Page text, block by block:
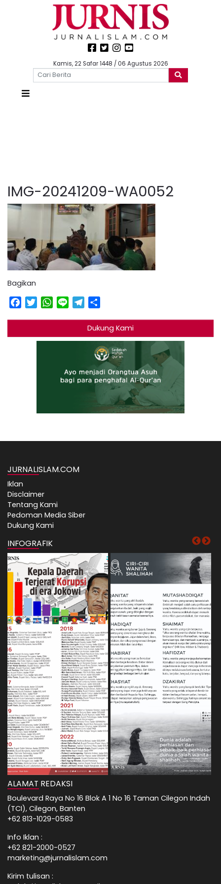
Kamis, 22 Safar 1448 / 06 Agustus 2026
IMG-20241209-WA0052
Bagikan
Facebook
TwitterWhatsApp
Line Telegram
Dukung Kami
JURNALISLAM.COM
Iklan
Disclaimer
Tentang Kami
Pedoman Media Siber
Dukung Kami
INFOGRAFIK
ALAMAT REDAKSI
Boulevard Raya No 16 Blok A 1 No 16 Taman Cilegon Indah
(TCI), Cilegon, Banten
+62 813-1029-0583
Info Iklan :
+62 821-2000-0527
marketing@jurnalislam.com
Kirim tulisan :